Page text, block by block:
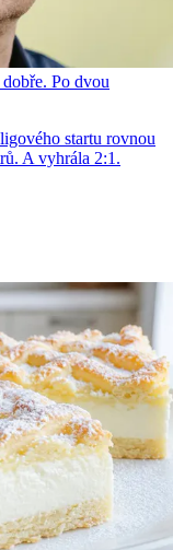
Po dvou
startu rovnou
A vyhrála 2:1.